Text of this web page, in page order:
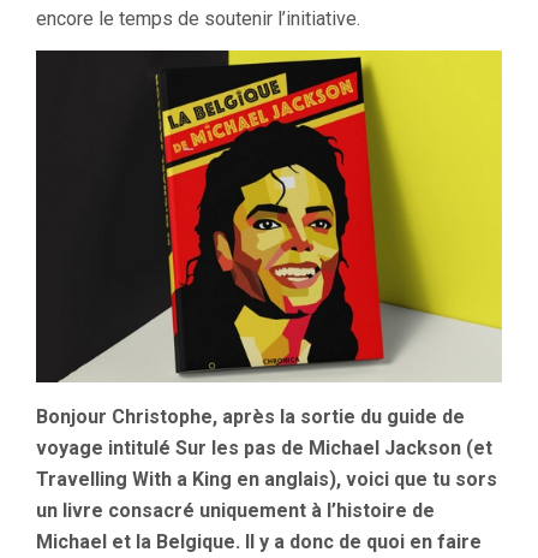
encore le temps de soutenir l’initiative.
Bonjour Christophe, après la sortie du guide de
voyage intitulé Sur les pas de Michael Jackson (et
Travelling With a King en anglais), voici que tu sors
un livre consacré uniquement à l’histoire de
Michael et la Belgique. Il y a donc de quoi en faire